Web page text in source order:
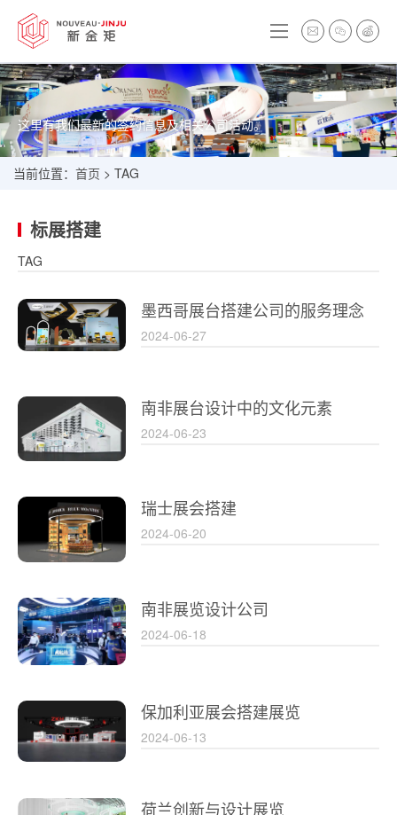
这里有我们最新的签约信息及相关公司活动。
当前位置： 首页 > TAG
标展搭建
TAG
墨西哥展台搭建公司的服务理念
2024-06-27
南非展台设计中的文化元素
2024-06-23
瑞士展会搭建
2024-06-20
南非展览设计公司
2024-06-18
保加利亚展会搭建展览
2024-06-13
荷兰创新与设计展览